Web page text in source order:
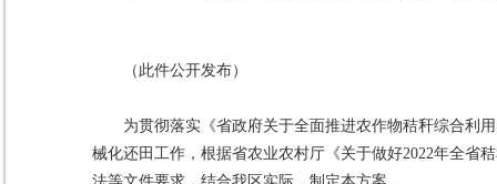
（此件公开发布）
为贯彻落实《省政府关于全面推进农作物秸秆综合利
械化还田工作，根据省农业农村厅《关于做好2022年全省